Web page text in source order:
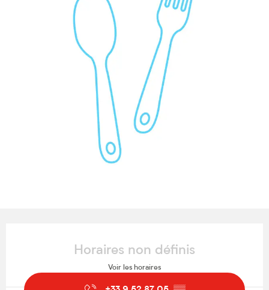
Horaires non définis
Voir les horaires